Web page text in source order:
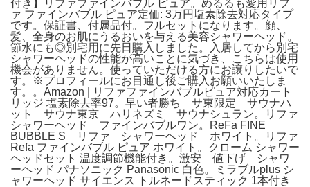
付き】リファファインバブル ピュア。めるるも愛用リフ
ァ ファインバブル ピュア定価: 3万円塩素除去対応タイプ
です。保証書、付属品付。フルセットになります。顔、
髪、全身のお肌にうるおいを与える美容シャワーヘッド。
節水にも◎別宅用に先日購入しました。入居してから別宅
シャワーヘッドの性能が高いことに気づき、こちらは使用
機会がありません。使っていただける方にお譲りしたいで
す。※プロフィールにお目通し後ご購入お願いいたしま
す。。Amazon | リファファインバブルピュア対応カート
リッジ 塩素除去率97。早い者勝ち サ東限定 サウナハ
ット サウナ東京 ハリネズミ サウナシュラン。リファ
シャワーヘッド ファインバブルワン。ReFa FINE
BUBBLE S リファ シャワーヘッド ホワイト。リファ
Refa ファインバブル ピュア ホワイト。クローム シャワー
ヘッドセット 温度調節機能付き。激安 値下げ シャワ
ーヘッド パナソニック Panasonic 白色。ミラブルplus シ
ャワーヘッド サイエンス トルネードスティック 1本付き